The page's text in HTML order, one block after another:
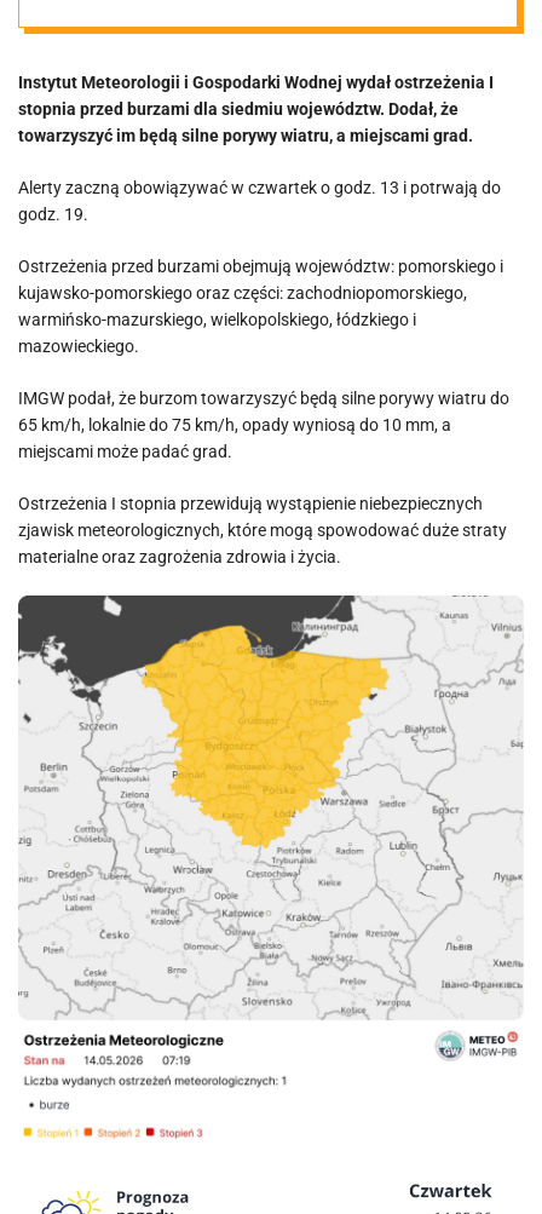
siedmiu
województw
[MAPA]
Instytut Meteorologii i Gospodarki Wodnej wydał ostrzeżenia I
stopnia przed burzami dla siedmiu województw. Dodał, że
towarzyszyć im będą silne porywy wiatru, a miejscami grad.
Alerty zaczną obowiązywać w czwartek o godz. 13 i potrwają do
godz. 19.
Ostrzeżenia przed burzami obejmują województw: pomorskiego i
kujawsko-pomorskiego oraz części: zachodniopomorskiego,
warmińsko-mazurskiego, wielkopolskiego, łódzkiego i
mazowieckiego.
IMGW podał, że burzom towarzyszyć będą silne porywy wiatru do
65 km/h, lokalnie do 75 km/h, opady wyniosą do 10 mm, a
miejscami może padać grad.
Ostrzeżenia I stopnia przewidują wystąpienie niebezpiecznych
zjawisk meteorologicznych, które mogą spowodować duże straty
materialne oraz zagrożenia zdrowia i życia.